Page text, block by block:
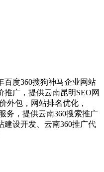
百度360搜狗神马企业网站
推广，提供云南昆明SEO网
外包，网站排名优化，
务，提供云南360搜索推广
建设开发、云南360推广代